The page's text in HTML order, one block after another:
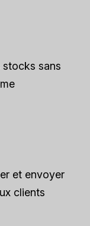
stocks sans
et envoyer
clients